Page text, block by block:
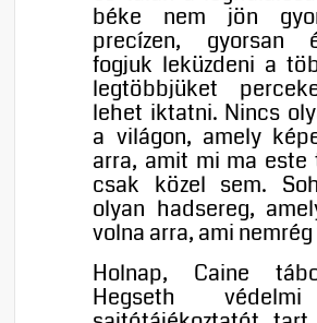
béke nem jön
precízen, gyorsan
fogjuk leküzdeni a
legtöbbjüket
lehet iktatni. Nincs
a világon, amely
arra, amit mi ma este
csak közel sem.
olyan hadsereg,
volna arra, ami
Holnap, Caine
Hegseth